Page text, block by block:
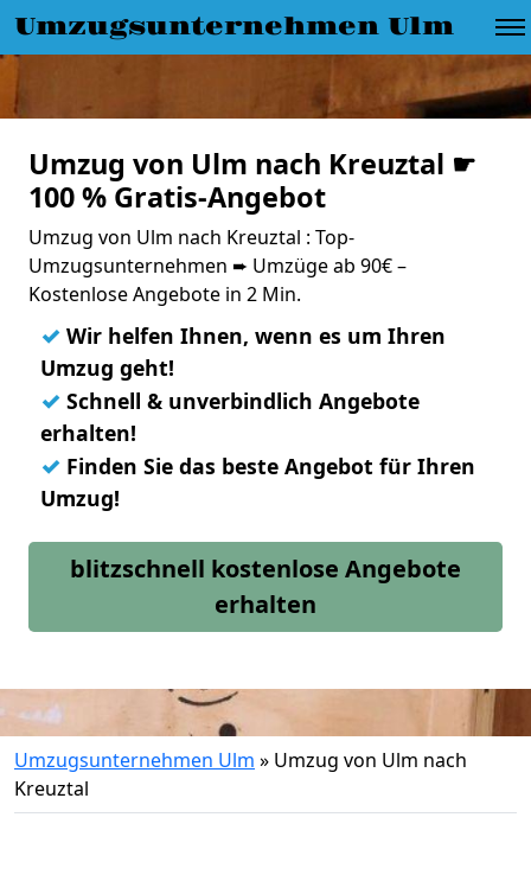
Umzugsunternehmen Ulm
Umzug von Ulm nach Kreuztal ☛
100 % Gratis-Angebot
Umzug von Ulm nach Kreuztal : Top-
Umzugsunternehmen ➨ Umzüge ab 90€ –
Kostenlose Angebote in 2 Min.
✓ Wir helfen Ihnen, wenn es um Ihren
Umzug geht!
✓ Schnell & unverbindlich Angebote
erhalten!
✓ Finden Sie das beste Angebot für Ihren
Umzug!
blitzschnell kostenlose Angebote
erhalten
Umzugsunternehmen Ulm » Umzug von Ulm nach
Kreuztal